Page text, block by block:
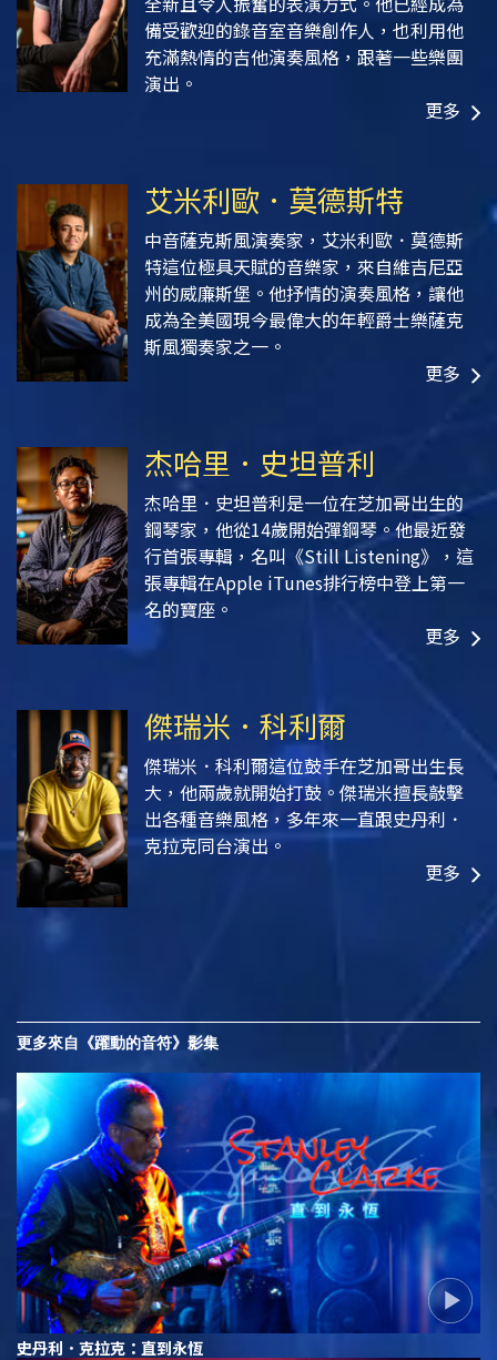
備受歡迎的錄音室音樂創作人，也利用他
充滿熱情的吉他演奏風格，跟著一些樂團
演出。
更多
艾米利歐．莫德斯特
中音薩克斯風演奏家，艾米利歐．莫德斯
特這位極具天賦的音樂家，來自維吉尼亞
州的威廉斯堡。他抒情的演奏風格，讓他
成為全美國現今最偉大的年輕爵士樂薩克
斯風獨奏家之一。
更多
杰哈里．史坦普利
杰哈里．史坦普利是一位在芝加哥出生的
鋼琴家，他從14歲開始彈鋼琴。他最近發
行首張專輯，名叫《Still Listening》 ，這
張專輯在Apple iTunes排行榜中登上第一
名的寶座。
更多
傑瑞米．科利爾
傑瑞米．科利爾這位鼓手在芝加哥出生長
大，他兩歲就開始打鼓。傑瑞米擅長敲擊
出各種音樂風格，多年來一直跟史丹利．
克拉克同台演出。
更多
更多來自《躍動的音符》影集
史丹利．克拉克：直到永恆